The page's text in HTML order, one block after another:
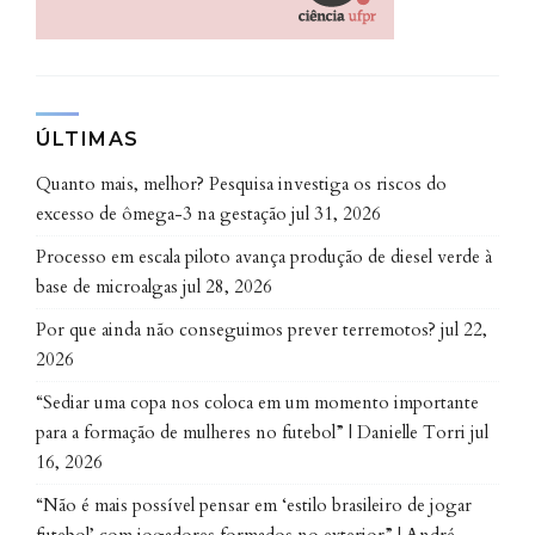
Augusto explica que foi dessa dificuldade que surgiu a
ideia de trabalhar com um registro de doadores de
contava com dados genéticos, já que o HLA também
tem um papel importante nos casos de rejeição de
transplantes. Essas pessoas foram convidadas a
baixar um aplicativo pelo qual compartilhavam
haviam tido algum sintoma.
O estudo analisou quase 30 mil voluntários que
baixaram o aplicativo, dentre os quais 1.428
reportaram testagem positiva para a infeção. Foi a
análise dos dados genéticos desse grupo que permitiu
identificar a correlação entre os casos assintomáticos
e a presença do HLA-B*15:01.
ÚLTIMAS
Quanto mais, melhor? Pesquisa investiga os riscos do
excesso de ômega-3 na gestação jul 31, 2026
Processo em escala piloto avança produção de diesel verde à
base de microalgas jul 28, 2026
Por que ainda não conseguimos prever terremotos? jul 22,
2026
“Sediar uma copa nos coloca em um momento importante
para a formação de mulheres no futebol” | Danielle Torri jul
16, 2026
“Não é mais possível pensar em ‘estilo brasileiro de jogar